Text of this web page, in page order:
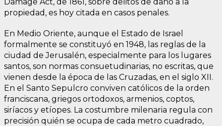
propiedad, es hoy citada en casos penales.
En Medio Oriente, aunque el Estado de Israel
formalmente se constituyó en 1948, las reglas de la
ciudad de Jerusalén, especialmente para los lugares
santos, son normas consuetudinarias, no escritas, que
vienen desde la época de las Cruzadas, en el siglo XII.
En el Santo Sepulcro conviven católicos de la orden
franciscana, griegos ortodoxos, armenios, coptos,
siríacos y etíopes. La costumbre milenaria regula con
precisión quién se ocupa de cada metro cuadrado,